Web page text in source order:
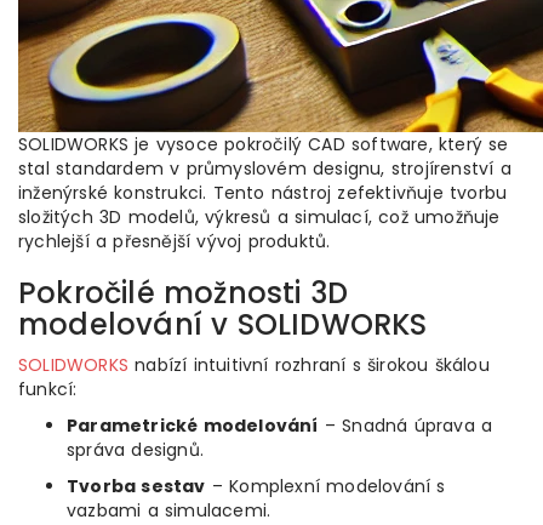
SOLIDWORKS je vysoce pokročilý CAD software, který se
stal standardem v průmyslovém designu, strojírenství a
inženýrské konstrukci. Tento nástroj zefektivňuje tvorbu
složitých 3D modelů, výkresů a simulací, což umožňuje
rychlejší a přesnější vývoj produktů.
Pokročilé možnosti 3D
modelování v SOLIDWORKS
SOLIDWORKS nabízí intuitivní rozhraní s širokou škálou
funkcí:
Parametrické modelování – Snadná úprava a
správa designů.
Tvorba sestav – Komplexní modelování s
vazbami a simulacemi.